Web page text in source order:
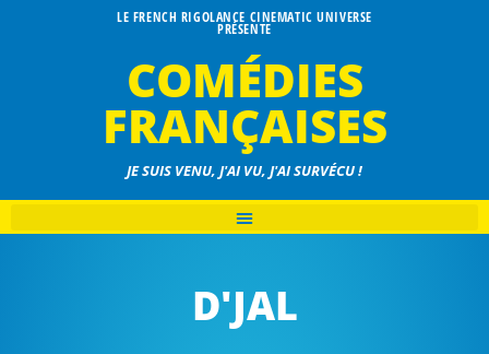
LE FRENCH RIGOLANCE CINEMATIC UNIVERSE
PRÉSENTE
COMÉDIES
FRANÇAISES
JE SUIS VENU, J'AI VU, J'AI SURVÉCU !
D'JAL